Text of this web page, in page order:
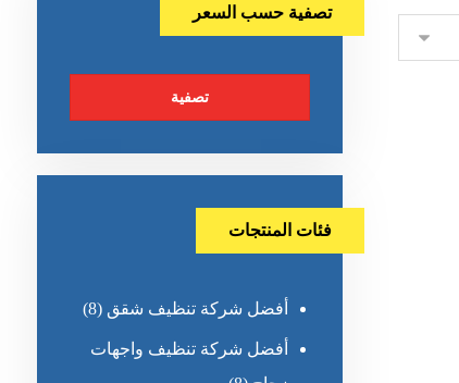
تصفية حسب السعر
تصفية
فئات المنتجات
أفضل شركة تنظيف شقق (8)
أفضل شركة تنظيف واجهات